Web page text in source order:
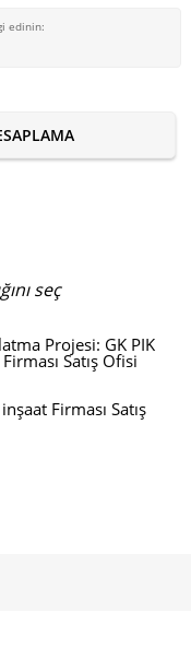
edinin:
seç
Firması Satış